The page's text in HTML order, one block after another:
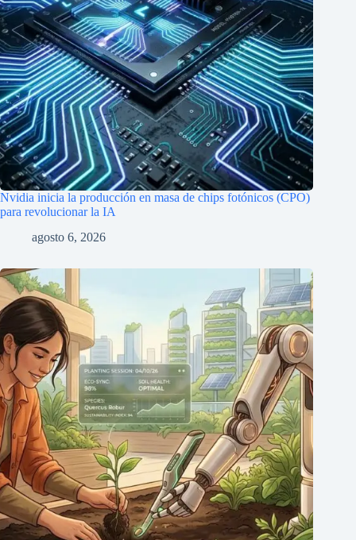
Nvidia inicia la producción en masa de chips fotónicos (CPO)
para revolucionar la IA
agosto 6, 2026